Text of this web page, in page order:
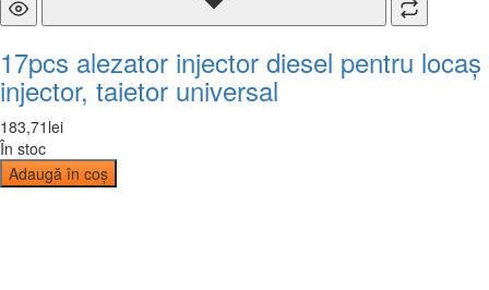
17pcs alezator injector diesel pentru locaș
injector, taietor universal
183,71 lei
În stoc
Adaugă în coș